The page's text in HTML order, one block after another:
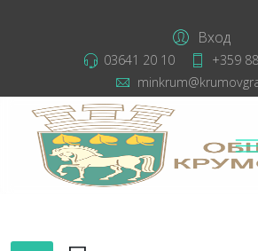
Вход
03641 20 10
+359